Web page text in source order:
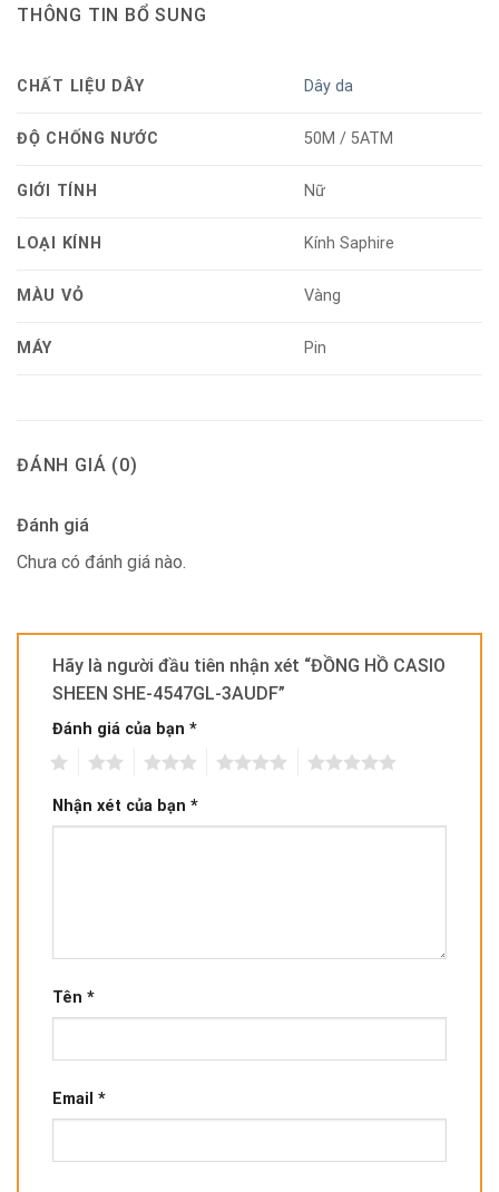
THÔNG TIN BỔ SUNG
CHẤT LIỆU DÂY Dây da
ĐỘ CHỐNG NƯỚC 50M / 5ATM
GIỚI TÍNH Nữ
LOẠI KÍNH Kính Saphire
MÀU VỎ Vàng
MÁY Pin
ĐÁNH GIÁ (0)
Đánh giá
Chưa có đánh giá nào.
Hãy là người đầu tiên nhận xét “ĐỒNG HỒ CASIO
SHEEN SHE-4547GL-3AUDF”
Đánh giá của bạn *
Nhận xét của bạn *
Tên *
Email *